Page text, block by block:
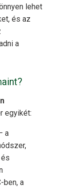
lehet
és az
a
egyikét:
a
ben, a